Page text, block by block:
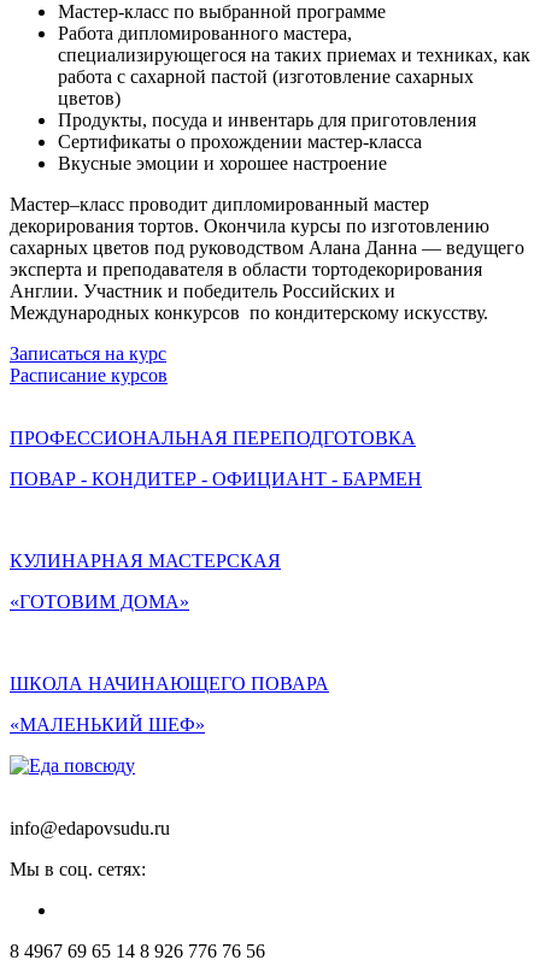
Мастер-класс по выбранной программе
Работа дипломированного мастера,
специализирующегося на таких приемах и техниках, как
работа с сахарной пастой (изготовление сахарных
цветов)
Продукты, посуда и инвентарь для приготовления
Сертификаты о прохождении мастер-класса
Вкусные эмоции и хорошее настроение
Мастер–класс проводит дипломированный мастер
декорирования тортов. Окончила курсы по изготовлению
сахарных цветов под руководством Алана Данна — ведущего
эксперта и преподавателя в области тортодекорирования
Англии. Участник и победитель Российских и
Международных конкурсов по кондитерскому искусству.
Записаться на курс
Расписание курсов
ПРОФЕССИОНАЛЬНАЯ ПЕРЕПОДГОТОВКА
ПОВАР - КОНДИТЕР - ОФИЦИАНТ - БАРМЕН
КУЛИНАРНАЯ МАСТЕРСКАЯ
«ГОТОВИМ ДОМА»
ШКОЛА НАЧИНАЮЩЕГО ПОВАРА
«МАЛЕНЬКИЙ ШЕФ»
info@edapovsudu.ru
Мы в соц. сетях:
8 4967 69 65 14 8 926 776 76 56